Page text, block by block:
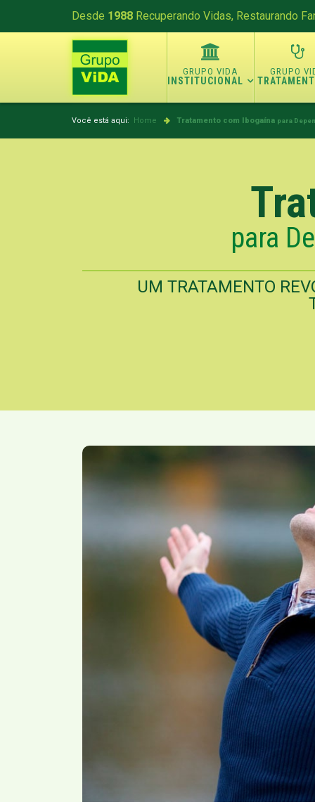
Desde 1988 Recuperando Vidas, Restaurando
INSTITUCIONAL
Você está aqui: Home Tratamento com Ibogaína para
para
UM TRATAMENTO